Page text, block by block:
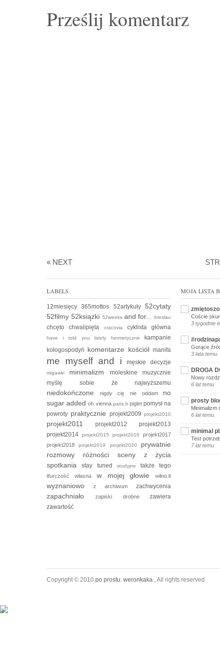
Prześlij komentarz
« NEXT
LABELS
12miesięcy365mottos 52artykuły52cytaty
52filmy 52książki 52weeks and for...breslau
chcętochwalipięta cracoviacyklistagłówna
have i told you lately hermetyczne kampanie
kołogospodyń komentarze kościółmanifa
me myself and imęskie decyzje
migawki minimalizm moleskinemuzycznie
myślę sobie żenajwyższemu
niedokończone nigdy cię nie oddam no
sugar addedoh vienna paris.fr pigletpomysł na
powroty praktycznie projekt2009projekt2010
projekt2011projekt2012projekt2013
projekt2014projekt2015projekt2016projekt2017
projekt2018projekt2019 projekt2020 prywatnie
rozmowy różności sceny z życia
spotkaniastay tuned studyjnetakże tego
tfurczość własna w mojej głowiewilno.lt
wyznaniowoz archiwumzachwycenia
zapachniało zapiski drobnezawiera
zawartość
MOJA LISTA
Coście
3 tygodnie
Gorące
3 lata temu
DROGA
Nowy
6 lat temu
prosty
Minimalizm
6 lat temu
minimal
Test
7 lat temu
Copyright © 2010 po prostu: weronkaka , All rights reserved